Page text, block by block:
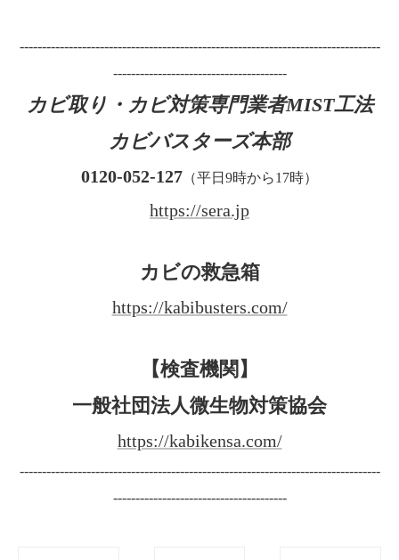
---------------------------------------------------------------------------------
---------------------------------------
カビ取り・カビ対策専門業者MIST工法
カビバスターズ本部
0120-052-127 （平日9時から17時）
https://sera.jp
カビの救急箱
https://kabibusters.com/
【検査機関】
一般社団法人微生物対策協会
https://kabikensa.com/
---------------------------------------------------------------------------------
---------------------------------------